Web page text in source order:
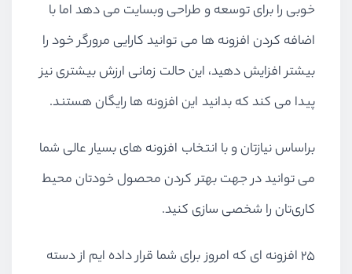
خوبی را برای توسعه و طراحی وبسایت می دهد اما با
اضافه کردن افزونه ها می توانید کارایی مرورگر خود را
بیشتر افزایش دهید، این حالت زمانی ارزش بیشتری نیز
پیدا می کند که بدانید این افزونه ها رایگان هستند.
براساس نیازتان و با انتخاب افزونه های بسیار عالی شما
می توانید در جهت بهتر کردن محصول خودتان محیط
کاری‌تان را شخصی سازی کنید.
۲۵ افزونه ای که امروز برای شما قرار داده ایم از دسته